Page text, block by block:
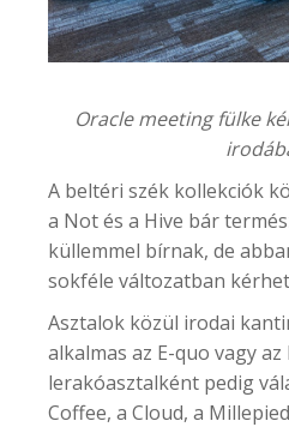
Oracle meeting fülke
A beltéri szék kollekciók
a Not és a Hive bár
küllemmel bírnak, de
sokféle változatban
Asztalok közül irodai
alkalmas az E-quo vagy
lerakóasztalként pedig
Coffee, a Cloud, a